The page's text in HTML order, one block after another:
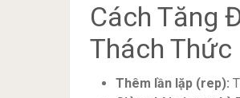
Cách Tăng
Thách Thức
Thêm lần lặp (rep):